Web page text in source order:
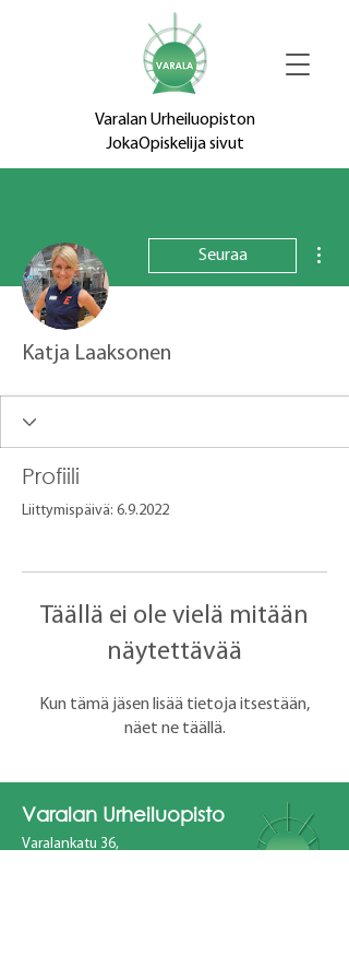
Varalan Urheiluopiston
JokaOpiskelija sivut
Seuraa
Katja Laaksonen
Profiili
Liittymispäivä: 6.9.2022
Täällä ei ole vielä mitään
näytettävää
Kun tämä jäsen lisää tietoja itsestään,
näet ne täällä.
Varalan Urheiluopisto
Varalankatu 36,